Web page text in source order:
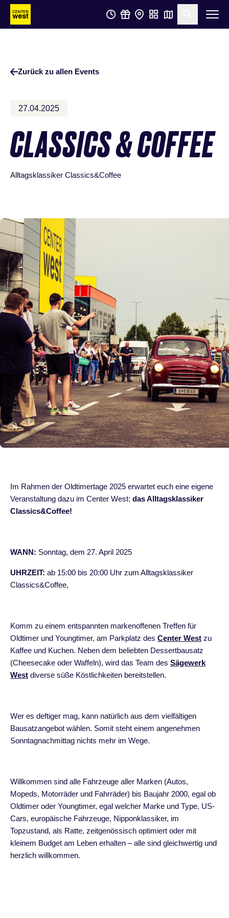
Zum
Hauptinhalt
Zum
Footer
Suche
Zurück zu allen Events
27.04.2025
CLASSICS & COFFEE
Alltagsklassiker Classics&Coffee
Im Rahmen der Oldtimertage 2025 erwartet euch eine eigene
Veranstaltung dazu im Center West: das Alltagsklassiker
Classics&Coffee!
WANN: Sonntag, dem 27. April 2025
UHRZEIT: ab 15:00 bis 20:00 Uhr zum Alltagsklassiker
Classics&Coffee,
Komm zu einem entspannten markenoffenen Treffen für
Oldtimer und Youngtimer, am Parkplatz des Center West zu
Kaffee und Kuchen. Neben dem beliebten Dessertbausatz
(Cheesecake oder Waffeln), wird das Team des Sägewerk
West diverse süße Köstlichkeiten bereitstellen.
Wer es deftiger mag, kann natürlich aus dem vielfältigen
Bausatzangebot wählen. Somit steht einem angenehmen
Sonntagnachmittag nichts mehr im Wege.
Willkommen sind alle Fahrzeuge aller Marken (Autos,
Mopeds, Motorräder und Fahrräder) bis Baujahr 2000, egal ob
Oldtimer oder Youngtimer, egal welcher Marke und Type, US-
Cars, europäische Fahrzeuge, Nipponklassiker, im
Topzustand, als Ratte, zeitgenössisch optimiert oder mit
kleinem Budget am Leben erhalten – alle sind gleichwertig und
herzlich willkommen.